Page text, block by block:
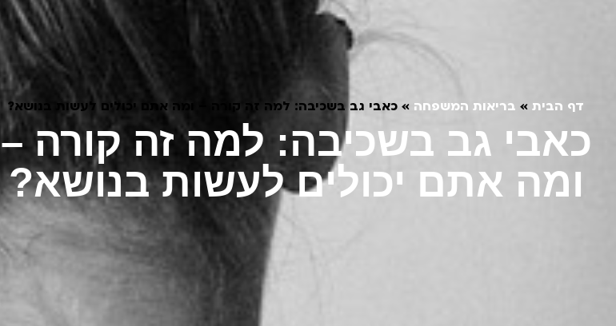
דף הבית » בריאות המשפחה » כאבי גב בשכיבה: למה זה קורה – ומה אתם יכולים לעשות בנושא?
כאבי גב בשכיבה: למה זה קורה –
ומה אתם יכולים לעשות בנושא?